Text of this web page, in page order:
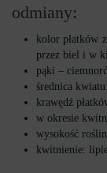
odmiany:
kolor płatków
przez biel i w
pąki –
średnica
krawędź
w okresie
wysokość
kwitnienie: